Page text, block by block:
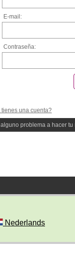
E-mail:
Contraseña:
tienes una cuenta?
problema a hacer
Nederlands